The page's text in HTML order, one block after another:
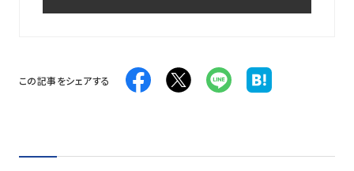
この記事をシェアする